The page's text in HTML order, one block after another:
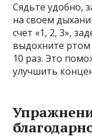
Сядьте удобно,
на своем
счет «1, 2, 3»,
выдохните ртом
10 раз. Это
улучшить